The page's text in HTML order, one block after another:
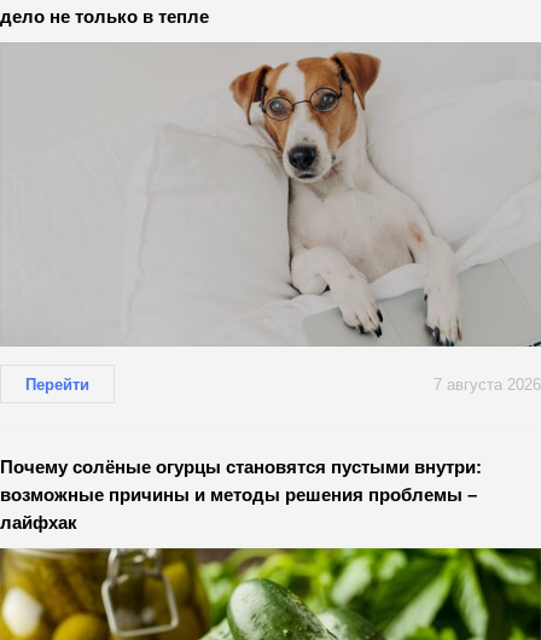
дело не только в тепле
Перейти 7 августа 2026
Почему солёные огурцы становятся пустыми внутри:
возможные причины и методы решения проблемы –
лайфхак